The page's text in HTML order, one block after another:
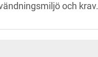
och krav.